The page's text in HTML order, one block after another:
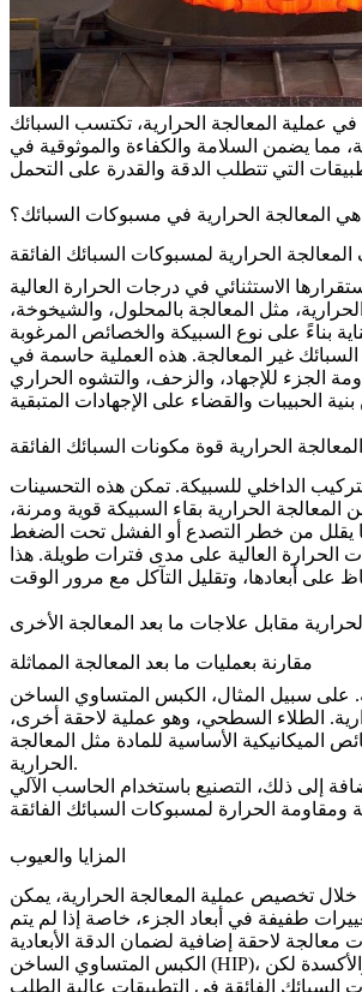
عملية المعالجة الحرارية، تكتسب السبائك
مما يضمن السلامة والكفاءة والموثوقية في
هي المعالجة الحرارية في مسبوكات السبائك؟
الحرارية لمسبوكات السبائك الفائقة
الاستثنائي في درجات الحرارة العالية
، مثل المعالجة بالمحلول، والشيخوخة،
غير المعالجة. هذه العملية حاسمة في
الجزء للإجهاد، والزحف، والتشوه الحراري
الحرارية قوة مكونات السبائك الفائقة
الداخلي للسبيكة. تمكن هذه التحسينات
المعالجة الحرارية بقاء السبيكة قوية ومرنة،
الحرارة العالية على مدى فترات طويلة. هذا
مقابل علاجات ما بعد المعالجة الأخرى
مقارنة بعمليات ما بعد المعالجة المماثلة
على سبيل المثال،
الطلاء السطحي، وهو عملية لاحقة أخرى،
الأساسية للمادة مثل المعالجة
الحرارية.
إلى ذلك،
المزايا والعيوب
خلال تخصيص عملية المعالجة الحرارية، يمكن
طفيفة في أبعاد الجزء، خاصة إذا لم يتم
الكبس المتساوي الساخن (HIP)، بينما يقلل المسامية بشكل فعال، لا يعزز القوة الأساسية للسبيكة بنفس فعالية المعالجة الحرارية. من ناحية أخرى، تحسن الطلاءات السطحية مقاومة التآكل والأكسدة لكن